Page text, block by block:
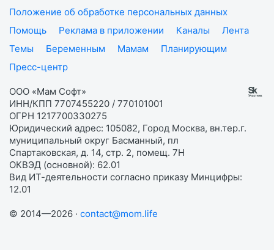
Положение об обработке персональных данных
Помощь
Реклама в приложении Каналы
Лента
Темы
Беременным Мамам
Планирующим
Пресс-центр
ООО «Мам Софт»
ИНН/КПП 7707455220 / 770101001
ОГРН 1217700330275
Юридический адрес: 105082, Город Москва, вн.тер.г.
муниципальный округ Басманный, пл
Спартаковская, д. 14, стр. 2, помещ. 7Н
ОКВЭД (основной): 62.01
Вид ИТ-деятельности согласно приказу Минцифры:
12.01
© 2014—2026 · contact@mom.life